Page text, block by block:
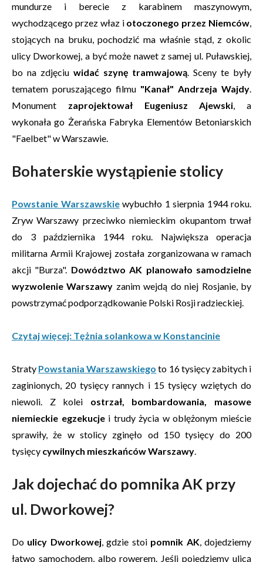
mundurze i berecie z karabinem maszynowym,
wychodzącego przez właz i otoczonego przez Niemców,
stojących na bruku, pochodzić ma właśnie stąd, z okolic
ulicy Dworkowej, a być może nawet z samej ul. Puławskiej,
bo na zdjęciu widać szynę tramwajową. Sceny te były
tematem poruszającego filmu "Kanał" Andrzeja Wajdy.
Monument zaprojektował Eugeniusz Ajewski, a
wykonała go Żerańska Fabryka Elementów Betoniarskich
"Faelbet" w Warszawie.
Bohaterskie wystąpienie stolicy
Powstanie Warszawskiewybuchło 1 sierpnia 1944 roku.
Zryw Warszawy przeciwko niemieckim okupantom trwał
do 3 października 1944 roku. Największa operacja
militarna Armii Krajowej została zorganizowana w ramach
akcji "Burza". Dowództwo AK planowało samodzielne
wyzwolenie Warszawy zanim wejdą do niej Rosjanie, by
powstrzymać podporządkowanie Polski Rosji radzieckiej.
Czytaj więcej: Tężnia solankowa w Konstancinie
Straty Powstania Warszawskiego to 16 tysięcy zabitych i
zaginionych, 20 tysięcy rannych i 15 tysięcy wziętych do
niewoli. Z kolei ostrzał, bombardowania, masowe
niemieckie egzekucjei trudy życia w oblężonym mieście
sprawiły, że w stolicy zginęło od 150 tysięcy do 200
tysięcy cywilnych mieszkańców Warszawy.
Jak dojechać do pomnika AK przy
ul. Dworkowej?
Do ulicy Dworkowej, gdzie stoi pomnik AK, dojedziemy
łatwo samochodem, albo rowerem. Jeśli pojedziemy ulicą